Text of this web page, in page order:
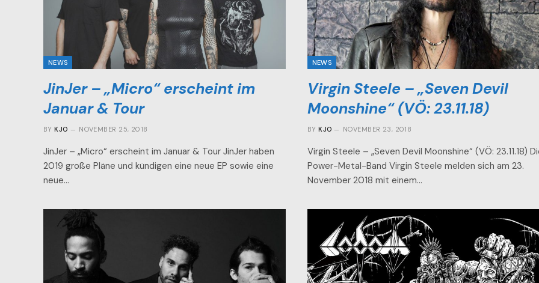
NEWS
JinJer – „Micro“ erscheint im
Januar & Tour
BY KJO NOVEMBER 25, 2018
JinJer – „Micro“ erscheint im Januar & Tour JinJer haben
2019 große Pläne und kündigen eine neue EP sowie eine
neue…
NEWS
Virgin Steele – „Seven Devil
Moonshine“ (VÖ: 23.11.18)
BY KJO NOVEMBER 23, 2018
Virgin Steele – „Seven Devil Moonshine“ (VÖ: 23.11.18)
Power-Metal-Band Virgin Steele melden sich am 23.
November 2018 mit einem…